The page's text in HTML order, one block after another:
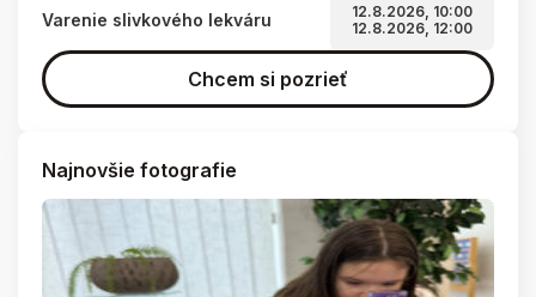
Varenie slivkového lekváru
12.8.2026, 10:00
12.8.2026, 12:00
Chcem si pozrieť
Najnovšie fotografie